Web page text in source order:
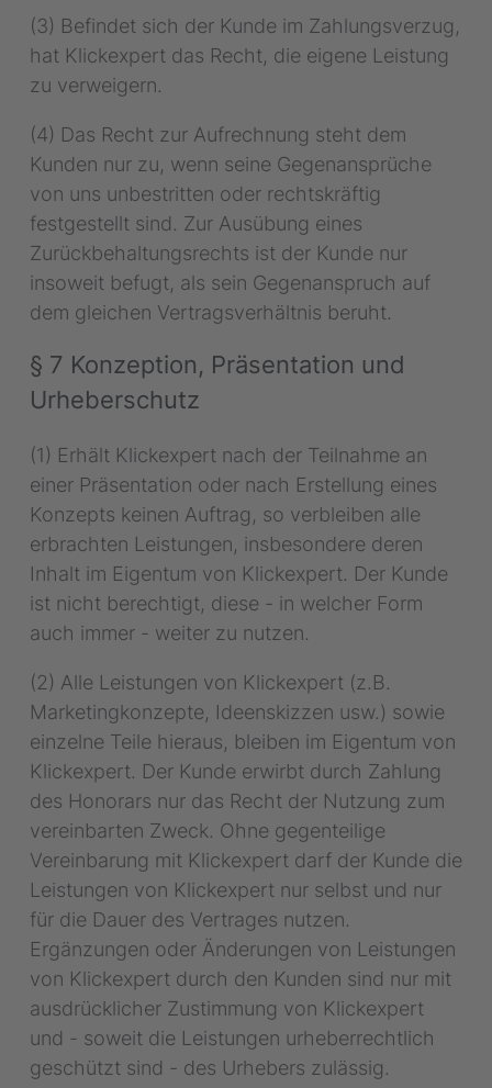
(3) Befindet sich der Kunde im Zahlungsverzug,
hat Klickexpert das Recht, die eigene Leistung
zu verweigern.
(4) Das Recht zur Aufrechnung steht dem
Kunden nur zu, wenn seine Gegenansprüche
von uns unbestritten oder rechtskräftig
festgestellt sind. Zur Ausübung eines
Zurückbehaltungsrechts ist der Kunde nur
insoweit befugt, als sein Gegenanspruch auf
dem gleichen Vertragsverhältnis beruht.
§ 7 Konzeption, Präsentation und
Urheberschutz
(1) Erhält Klickexpert nach der Teilnahme an
einer Präsentation oder nach Erstellung eines
Konzepts keinen Auftrag, so verbleiben alle
erbrachten Leistungen, insbesondere deren
Inhalt im Eigentum von Klickexpert. Der Kunde
ist nicht berechtigt, diese - in welcher Form
auch immer - weiter zu nutzen.
(2) Alle Leistungen von Klickexpert (z.B.
Marketingkonzepte, Ideenskizzen usw.) sowie
einzelne Teile hieraus, bleiben im Eigentum von
Klickexpert. Der Kunde erwirbt durch Zahlung
des Honorars nur das Recht der Nutzung zum
vereinbarten Zweck. Ohne gegenteilige
Vereinbarung mit Klickexpert darf der Kunde die
Leistungen von Klickexpert nur selbst und nur
für die Dauer des Vertrages nutzen.
Ergänzungen oder Änderungen von Leistungen
von Klickexpert durch den Kunden sind nur mit
ausdrücklicher Zustimmung von Klickexpert
und - soweit die Leistungen urheberrechtlich
geschützt sind - des Urhebers zulässig.